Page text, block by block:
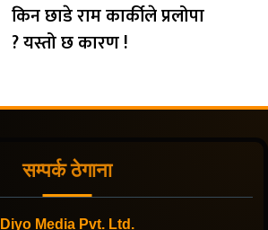
किन छाडे राम कार्कीले प्रलोपा
? यस्तो छ कारण !
सम्पर्क ठेगाना
Diyo Media Pvt. Ltd.